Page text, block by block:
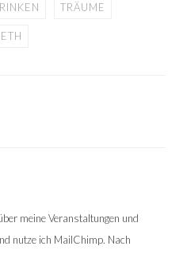
TRÄUME
meine Veranstaltungen und
nutze ich MailChimp. Nach